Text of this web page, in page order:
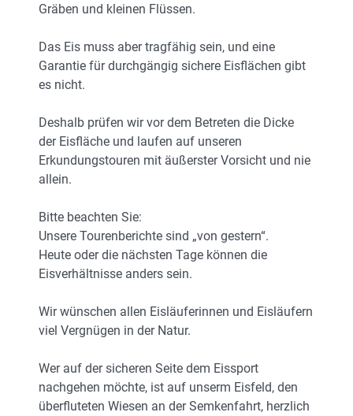
Gräben und kleinen Flüssen.
Das Eis muss aber tragfähig sein, und eine
Garantie für durchgängig sichere Eisflächen gibt
es nicht.
Deshalb prüfen wir vor dem Betreten die Dicke
der Eisfläche und laufen auf unseren
Erkundungstouren mit äußerster Vorsicht und nie
allein.
Bitte beachten Sie:
Unsere Tourenberichte sind „von gestern“.
Heute oder die nächsten Tage können die
Eisverhältnisse anders sein.
Wir wünschen allen Eisläuferinnen und Eisläufern
viel Vergnügen in der Natur.
Wer auf der sicheren Seite dem Eissport
nachgehen möchte, ist auf unserm Eisfeld, den
überfluteten Wiesen an der Semkenfahrt, herzlich